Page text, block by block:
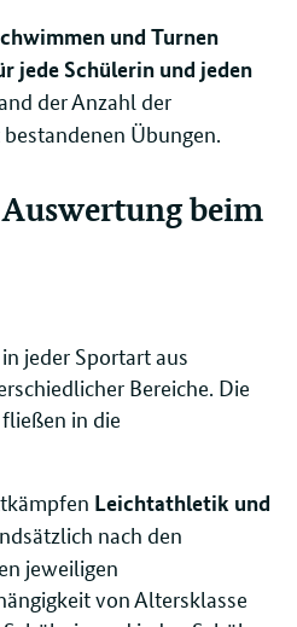
und Turnen
jede Schülerin und jeden
der Anzahl der
Übungen.
beim
jeder Sportart aus
Bereiche. Die
fließen in die
Leichtathletik und
nach den
jeweiligen
von Altersklasse